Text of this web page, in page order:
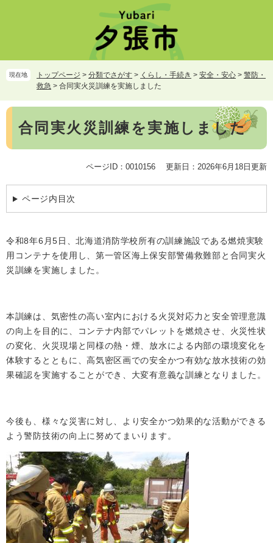
頭
で
飛
ば
て
へ
現在地 トップページ > 分類でさがす > くらし・手続き > 安全・安心 > 警防・
救急 > 合同実火災訓練を実施しました
本
合同実火災訓練を実施しました
ページID：0010156 更新日：2026年6月18日更新
ページ内目次
令和8年6月5日、北海道消防学校所有の訓練施設である燃焼実験
用コンテナを使用し、第一管区海上保安部警備救難部と合同実火
災訓練を実施しました。
本訓練は、気密性の高い室内における火災対応力と安全管理意識
の向上を目的に、コンテナ内部でパレットを燃焼させ、火災性状
の変化、火災現場と同様の熱・煙、放水による内部の環境変化を
体験するとともに、高気密区画での安全かつ有効な放水技術の効
果確認を実施することができ、大変有意義な訓練となりました。
今後も、様々な災害に対し、より安全かつ効果的な活動ができる
よう警防技術の向上に努めてまいります。